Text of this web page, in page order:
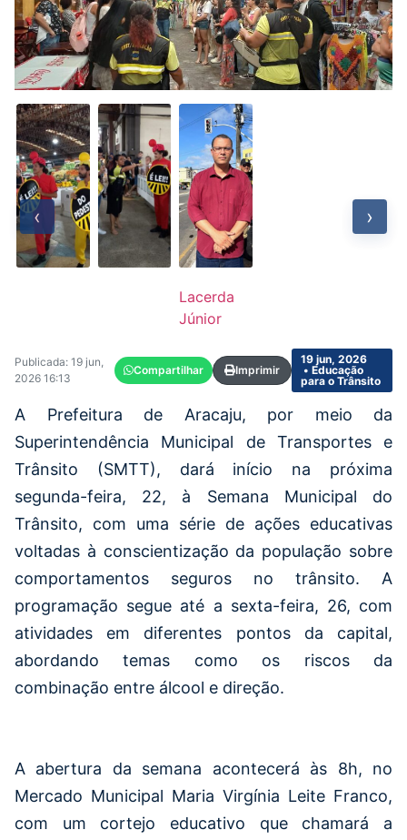
‹
Lacerda
Júnior
›
Publicada: 19 jun,
2026 16:13
Compartilhar Imprimir
19 jun, 2026
• Educação
para o Trânsito
A Prefeitura de Aracaju, por meio da
Superintendência Municipal de Transportes e
Trânsito (SMTT), dará início na próxima
segunda-feira, 22, à Semana Municipal do
Trânsito, com uma série de ações educativas
voltadas à conscientização da população sobre
comportamentos seguros no trânsito. A
programação segue até a sexta-feira, 26, com
atividades em diferentes pontos da capital,
abordando temas como os riscos da
combinação entre álcool e direção.
A abertura da semana acontecerá às 8h, no
Mercado Municipal Maria Virgínia Leite Franco,
com um cortejo educativo que chamará a